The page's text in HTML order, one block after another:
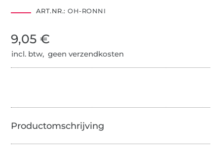
ART.NR.: OH-RONNI
9,05 €
incl. btw, geen verzendkosten